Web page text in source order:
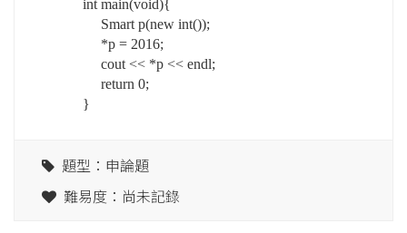
int main(void){
Smart p(new int());
*p = 2016;
cout << *p << endl;
return 0;
}
題型：申論題
難易度：尚未記錄